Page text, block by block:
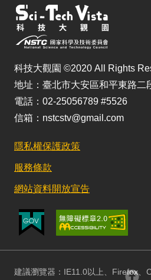
科技大觀園 ©2020 All Rights
地址：臺北市大安區和平東路二
電話：02-25056789 #5526
信箱：nstcstv@gmail.com
隱私權保護政策
服務條款
網站資料開放宣告
建議瀏覽器：IE11.0以上、Firefox、
回